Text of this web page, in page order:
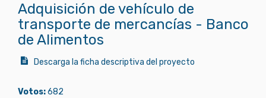
Adquisición de vehículo de
transporte de mercancías - Banco
de Alimentos
Descarga la ficha descriptiva del proyecto
Votos:682